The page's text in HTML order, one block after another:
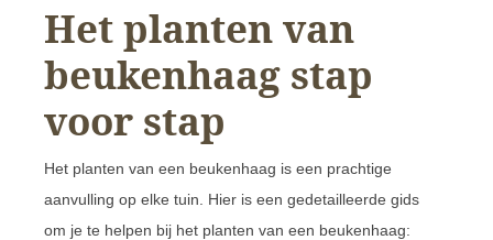
Het planten van
beukenhaag stap
voor stap
Het planten van een beukenhaag is een prachtige
aanvulling op elke tuin. Hier is een gedetailleerde gids
om je te helpen bij het planten van een beukenhaag: